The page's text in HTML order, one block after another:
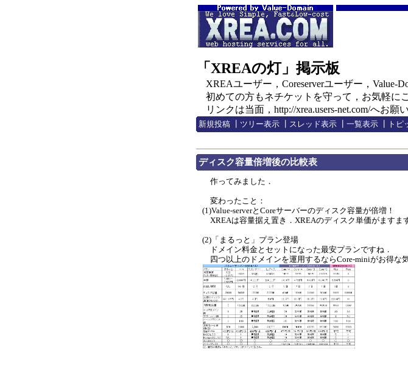
「XREAの灯」掲示板
XREAユーザー，Coreserverユーザー，Value-
初めての方もネチケットを守って，お気軽に
リンクは当面，http://xrea.users-net.com/へお願
新規投稿 ツリー表示 スレッド表示 一覧表示 トピ
ディスク容量倍増後の比較表
作ってみました．
変わったこと：
(1)Value-serverとCoreサーバーのディスク容量が倍増！
XREAは容量据え置き．XREAのディスク単価がますま
(2)「まるっと」プラン登場
ドメイン料金とセットになった最安プランですね．
四つ以上のドメインを運用するならCore-miniがお得な